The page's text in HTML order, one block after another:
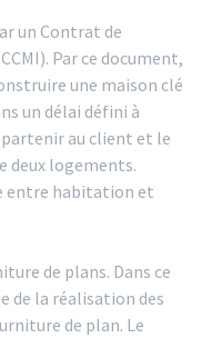
un Contrat de
Par ce document,
une maison clé
un délai défini à
au client et le
deux logements.
entre habitation et
de plans. Dans ce
de la réalisation des
de plan. Le